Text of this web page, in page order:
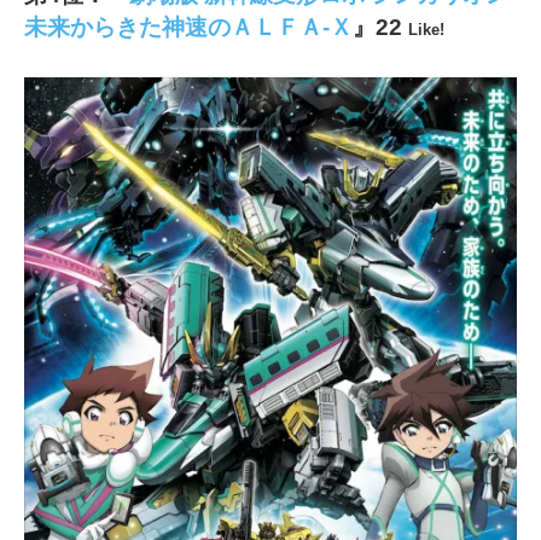
未来からきた神速のＡＬＦＡ-Ｘ 』22 Like!